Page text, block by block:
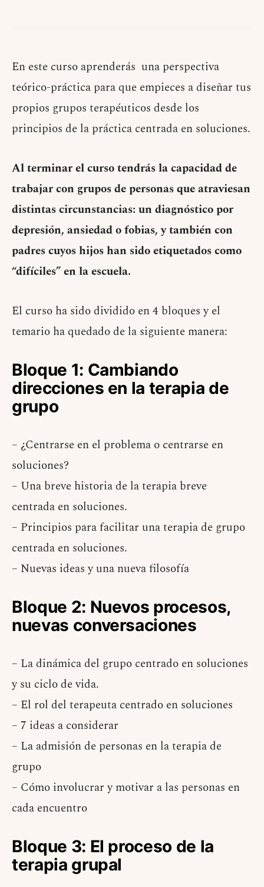
En este curso aprenderás una perspectiva
teórico-práctica para que empieces a diseñar tus
propios grupos terapéuticos desde los
principios de la práctica centrada en soluciones.
Al terminar el curso tendrás la capacidad de
trabajar con grupos de personas que atraviesan
distintas circunstancias: un diagnóstico por
depresión, ansiedad o fobias, y también con
padres cuyos hijos han sido etiquetados como
“difíciles” en la escuela.
El curso ha sido dividido en 4 bloques y el
temario ha quedado de la siguiente manera:
Bloque 1: Cambiando
direcciones en la terapia de
grupo
– ¿Centrarse en el problema o centrarse en
soluciones?
– Una breve historia de la terapia breve
centrada en soluciones.
– Principios para facilitar una terapia de grupo
centrada en soluciones.
– Nuevas ideas y una nueva filosofía
Bloque 2: Nuevos procesos,
nuevas conversaciones
– La dinámica del grupo centrado en soluciones
y su ciclo de vida.
– El rol del terapeuta centrado en soluciones
– 7 ideas a considerar
– La admisión de personas en la terapia de
grupo
– Cómo involucrar y motivar a las personas en
cada encuentro
Bloque 3: El proceso de la
terapia grupal